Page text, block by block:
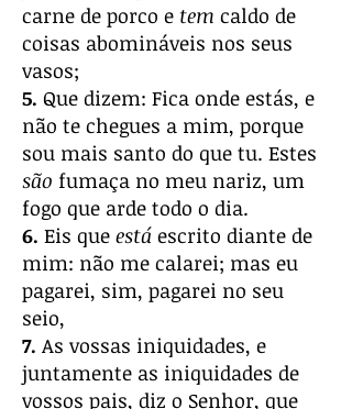
carne de porco e tem caldo de
coisas abomináveis nos seus
vasos;
5. Que dizem: Fica onde estás, e
não te chegues a mim, porque
sou mais santo do que tu. Estes
são fumaça no meu nariz, um
fogo que arde todo o dia.
6. Eis que está escrito diante de
mim: não me calarei; mas eu
pagarei, sim, pagarei no seu
seio,
7. As vossas iniquidades, e
juntamente as iniquidades de
vossos pais, diz o Senhor, que